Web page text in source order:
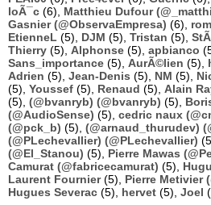
loÃ¯c (6), Matthieu Dufour
Gasnier (@ObservaEmpresa) (6),
EtienneL (5), DJM (5), Tristan (5),
Thierry (5), Alphonse (5), apbianco
Sans_importance (5), AurÃ©lien (5),
Adrien (5), Jean-Denis (5), NM (5),
(5), Youssef (5), Renaud (5), Alain
(5), (@bvanryb) (@bvanryb) (5),
(@AudioSense) (5), cedric naux
(@pck_b) (5), (@arnaud_thurudev)
(@PLechevallier) (@PLechevallier)
(@El_Stanou) (5), Pierre Mawas
Camurat (@fabricecamurat) (5),
Laurent Fournier(5), Pierre Metivier
Hugues Severac (5), hervet (5), Joel